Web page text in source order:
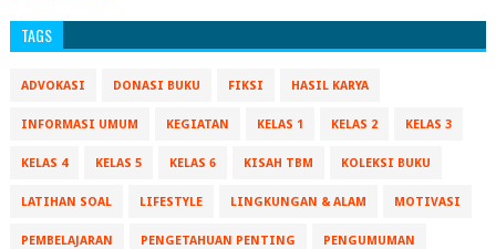
TAGS
ADVOKASI DONASI BUKU FIKSI HASIL KARYA
INFORMASI UMUM KEGIATAN KELAS 1 KELAS 2 KELAS 3
KELAS 4 KELAS 5 KELAS 6 KISAH TBM KOLEKSI BUKU
LATIHAN SOAL LIFESTYLE LINGKUNGAN & ALAM MOTIVASI
PEMBELAJARAN PENGETAHUAN PENTING PENGUMUMAN